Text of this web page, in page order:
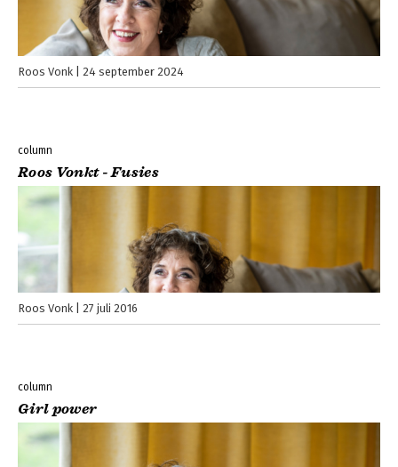
Roos Vonk 24 september 2024
column
Roos Vonkt - Fusies
Roos Vonk 27 juli 2016
column
Girl power